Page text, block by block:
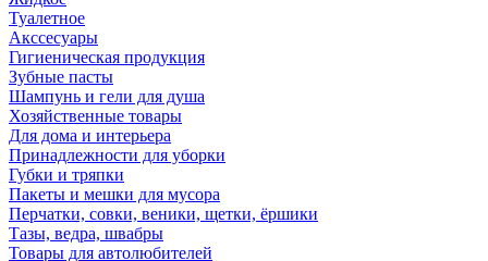
Туалетное
Акссесуары
Гигиеническая продукция
Зубные пасты
Шампунь и гели для душа
Хозяйственные товары
Для дома и интерьера
Принадлежности для уборки
Губки и тряпки
Пакеты и мешки для мусора
Перчатки, совки, веники, щетки, ёршики
Тазы, ведра, швабры
Товары для автолюбителей